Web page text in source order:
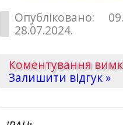
Опубліковано:
28.07.2024.
Коментування
Залишити відгук »